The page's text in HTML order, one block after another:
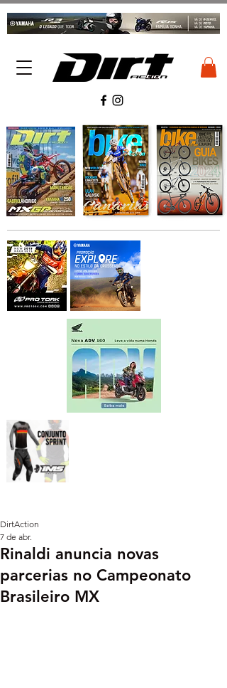
Rinaldi anuncia novas
parcerias no Campeonato
Brasileiro MX
DirtAction
7 de abr.